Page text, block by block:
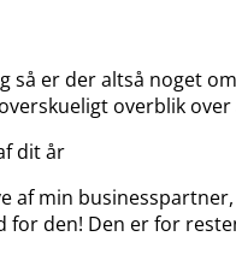
er der altså noget
overblik
af min businesspartner,
for den! Den er for